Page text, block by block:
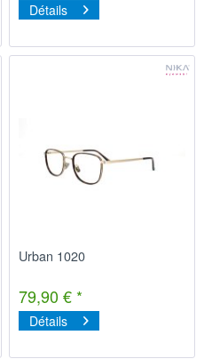
Détails
Urban 1020
79,90 € *
Détails